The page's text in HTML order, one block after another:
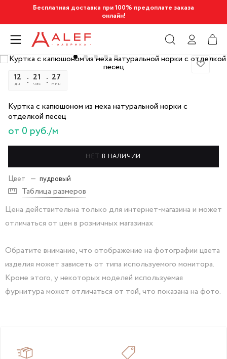
Бесплатная доставка при 100% предоплате заказа
онлайн!
12
дн
21
час
27
мин
Куртка с капюшоном из меха натуральной норки с
отделкой песец
от 0 руб./м
НЕТ В НАЛИЧИИ
Цвет — пудровый
Таблица размеров
Цена действительна только для интернет-магазина и может
отличаться от цен в розничных магазинах
Обратите внимание, что отображение на фотографии цвета
изделия может зависеть от типа используемого монитора.
Кроме этого, у некоторых моделей используемая
фурнитура может отличаться от той, что показана на фото.